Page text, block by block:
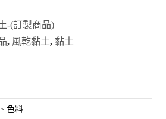
-(訂製商品)
, 風乾黏土, 黏土
色料